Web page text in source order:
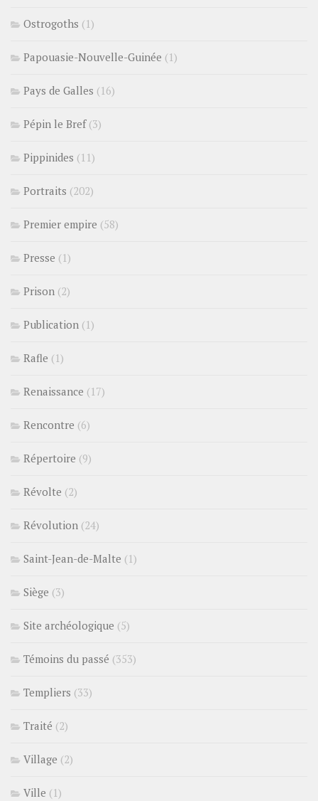
Ostrogoths (1)
Papouasie-Nouvelle-Guinée (1)
Pays de Galles (16)
Pépin le Bref(3)
Pippinides (11)
Portraits (202)
Premier empire (58)
Presse (1)
Prison (2)
Publication (1)
Rafle (1)
Renaissance (17)
Rencontre (6)
Répertoire (9)
Révolte (2)
Révolution (24)
Saint-Jean-de-Malte (1)
Siège (3)
Site archéologique (5)
Témoins du passé (353)
Templiers (33)
Traité (2)
Village (2)
Ville (1)